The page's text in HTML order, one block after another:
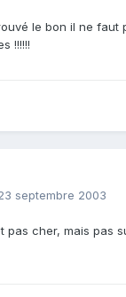
le bon il ne faut
!!!!!!
septembre 2003
pas cher, mais pas